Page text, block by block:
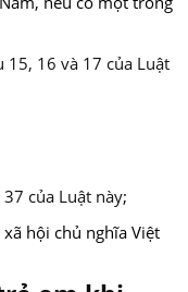
15, 16 và 17 của Luật
của Luật này;
hội chủ nghĩa Việt